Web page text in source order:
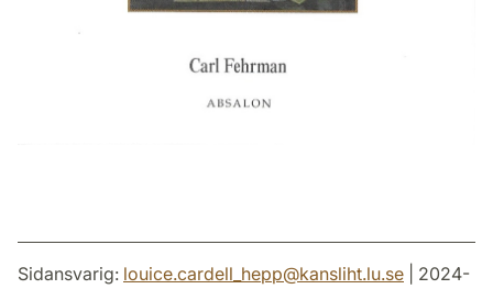
Sidansvarig: louice.cardell_hepp@kansliht.lu.se | 2024-